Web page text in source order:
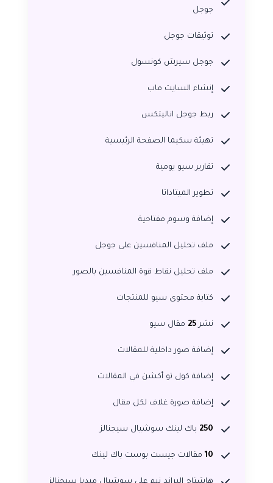
جوجل
توثيقات جوجل
جوجل سيرش كونسول
إنشاء السايت ماب
ربط جوجل اناليتكس
تهيئة سكيما الصفحة الرئيسية
تقارير سيو يومية
تطوير الميتاداتا
إضافة وسوم مفتاحية
ملف تحليل المنافسين على جوجل
ملف تحليل نقاط قوة المنافسين بالصور
كتابة محتوى سيو للمنتجات
نشر 25 مقال سيو
إضافة صور داخلية للمقالات
إضافة كول تو أكشن في المقالات
إضافة صورة غلاف لكل مقال
250 باك لينك سوشيال سيجنالز
10مقالات جيست بوست باك لينك